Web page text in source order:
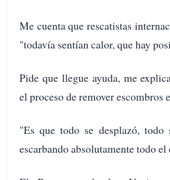
Me cuenta que rescatistas
"todavía sentían calor, que hay
Pide que llegue ayuda, me
el proceso de remover escombros
"Es que todo se desplazó, todo
escarbando absolutamente todo